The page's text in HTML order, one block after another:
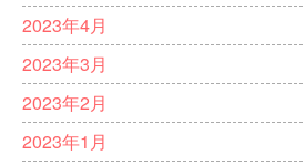
2023年4月
2023年3月
2023年2月
2023年1月